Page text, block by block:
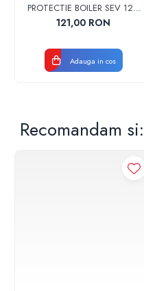
autorizata ISCIR.
PROTECTIE BOILER SEV 125-
150 ISEA 46301060
ORIGINAL FERROLI
121,00 RON
Adauga in cos
Recomandam si: